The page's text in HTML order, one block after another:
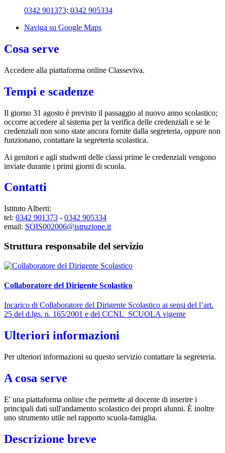
0342 901373; 0342 905334
Naviga su Google Maps
Cosa serve
Accedere alla piattaforma online Classeviva.
Tempi e scadenze
Il giorno 31 agosto è previsto il passaggio al nuovo anno scolastico;
occorre accedere al sistema per la verifica delle credenziali e se le
credenziali non sono state ancora fornite dalla segreteria, oppure non
funzionano, contattare la segreteria scolastica.
Ai genitori e agli studwnti delle classi prime le credenziali vengono
inviate durante i primi giorni di scuola.
Contatti
Istituto Alberti:
tel: 0342 901373 - 0342 905334
email: SOIS002006@istruzione.it
Struttura responsabile del servizio
Collaboratore del Dirigente Scolastico
Incarico di Collaboratore del Dirigente Scolastico ai sensi del l’art.
25 del d.lgs. n. 165/2001 e del CCNL_SCUOLA vigente
Ulteriori informazioni
Per ulteriori informazioni su questo servizio contattare la segreteria.
A cosa serve
E' una piattaforma online che permette al docente di inserire i
principali dati sull'andamento scolastico dei propri alunni. È inoltre
uno strumento utile nel rapporto scuola-famiglia.
Descrizione breve